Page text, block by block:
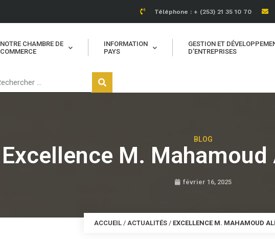
Téléphone : + (253) 21 35 10 70
NOTRE CHAMBRE DE
COMMERCE
INFORMATION
PAYS
GESTION ET
D’ENTREPRISES
BLOG
Excellence M.
février 16, 2025
ACCUEIL / ACTUALITÉS / EXCELLENCE M. MAHAMOUD